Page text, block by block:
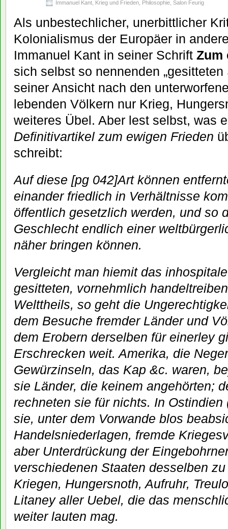
Immanuel Kant Krieg und Frieden Philosophie Salon Feurig
Als unbestechlicher, unerbittlicher
Kolonialismus der Europäer in
Immanuel Kant in seiner Schrift Zum
sich selbst so nennenden „gesitteten
seiner Ansicht nach den
lebenden Völkern nur Krieg,
weiteres Übel. Aber lest selbst, was
Definitivartikel zum ewigen Frieden
schreibt:
Auf diese [pg 042]Art können
einander friedlich in Verhältnisse
öffentlich gesetzlich werden, und so
Geschlecht endlich einer
näher bringen können.
Vergleicht man hiemit das
gesitteten, vornehmlich
Welttheils, so geht die
dem Besuche fremder Länder und
dem Erobern derselben für einerley
Erschrecken weit. Amerika, die
Gewürzinseln, das Kap &c. waren,
sie Länder, die keinem angehörten;
rechneten sie für nichts. In Ostindien
sie, unter dem Vorwande blos
Handelsniederlagen, fremde
aber Unterdrückung der
verschiedenen Staaten desselben
Kriegen, Hungersnoth, Aufruhr,
Litaney aller Uebel, die das
weiter lauten mag.